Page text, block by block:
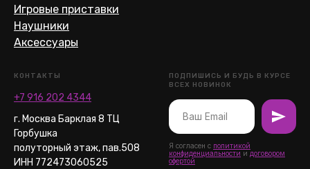
Игровые приставки
Наушники
Аксессуары
КОНТАКТЫ
+7 916 202 4344
г. Москва Барклая 8 ТЦ
Горбушка
полуторный этаж, пав.508
ИНН 772473060525
ПОДПИШИСЬ И БУДЬ В КУРСЕ
ВСЕХ НОВИНОК
Я согласен с политикой
конфиденциальности и договором
офертой